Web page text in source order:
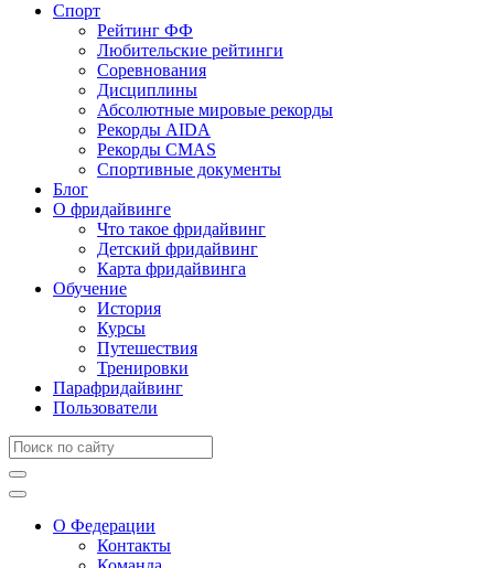
Спорт
Рейтинг ФФ
Любительские рейтинги
Соревнования
Дисциплины
Абсолютные мировые рекорды
Рекорды AIDA
Рекорды CMAS
Спортивные документы
Блог
О фридайвинге
Что такое фридайвинг
Детский фридайвинг
Карта фридайвинга
Обучение
История
Курсы
Путешествия
Тренировки
Парафридайвинг
Пользователи
О Федерации
Контакты